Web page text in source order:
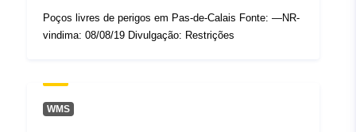
Poços livres de perigos em Pas-de-Calais Fonte: —NR-
vindima: 08/08/19 Divulgação: Restrições
WMS